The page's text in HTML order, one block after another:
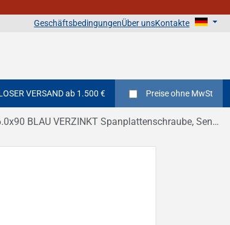
GeschäftsbedingungenÜber unsKontakte
VERSAND ab 1.500 € Preiseohne MwSt
BLAU VERZINKT Spanplattenschraube, Senkkopf, PZ, Vollgewinde DIN 7505A